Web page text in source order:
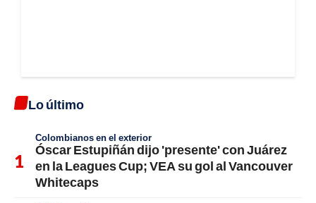
Lo último
Colombianos en el exterior
Óscar Estupiñán dijo 'presente' con Juárez
en la Leagues Cup; VEA su gol al Vancouver
Whitecaps